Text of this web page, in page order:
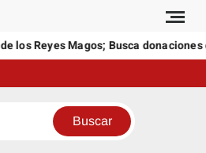
Reyes Magos; Busca donaciones